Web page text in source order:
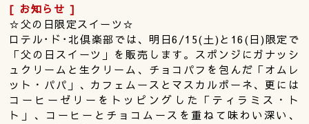
[ お知らせ ]
☆父の日限定スイーツ☆
ロテル･ド･北倶楽部では、明日6/15(土)と16(日)限定で
「父の日スイーツ」を販売します。スポンジにガナッシ
ュクリームと生クリーム、チョコパフを包んだ「オムレ
ット・パパ」、カフェムースとマスカルポーネ、更には
コーヒーゼリーをトッピングした「ティラミス・ト
ト」、コーヒーとチョコムースを重ねて味わい深い、